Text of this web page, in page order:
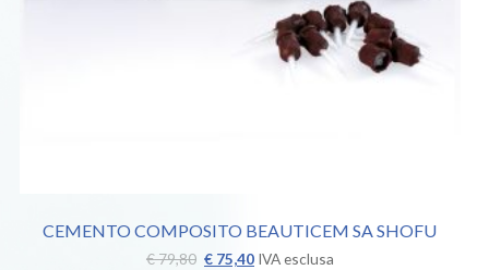
CEMENTO COMPOSITO BEAUTICEM SA SHOFU
€79,80 Il
€75,40IlIVA esclusa